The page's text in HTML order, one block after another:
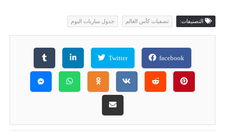
التصنيفات: تصفيات كأس العالم جدول مباريات اليوم
facebook
Twitter